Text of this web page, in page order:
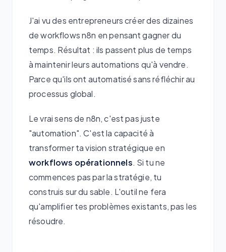
J'ai vu des entrepreneurs créer des dizaines
de workflows n8n en pensant gagner du
temps. Résultat : ils passent plus de temps
à maintenir leurs automations qu'à vendre.
Parce qu'ils ont automatisé sans réfléchir au
processus global.
Le vrai sens de n8n, c'est pas juste
"automation". C'est la capacité à
transformer ta vision stratégique en
workflows opérationnels. Si tu ne
commences pas par la stratégie, tu
construis sur du sable. L'outil ne fera
qu'amplifier tes problèmes existants, pas les
résoudre.